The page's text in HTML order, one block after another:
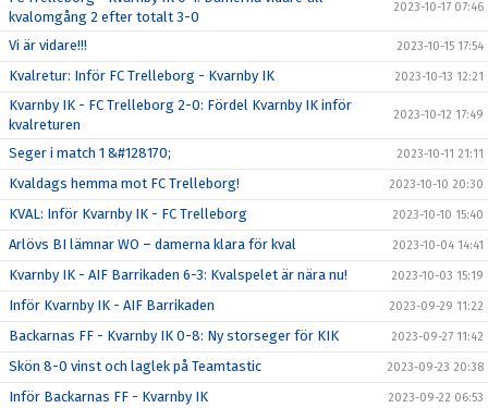
kvalomgång 2 efter totalt 3-0
2023-10-17 07:46
Vi är vidare!!! 2023-10-15 17:54
Kvalretur: Inför FC Trelleborg - Kvarnby IK 2023-10-13 12:21
Kvarnby IK - FC Trelleborg 2-0: Fördel Kvarnby IK inför
kvalreturen
2023-10-12 17:49
Seger i match 1 &#128170; 2023-10-11 21:11
Kvaldags hemma mot FC Trelleborg! 2023-10-10 20:30
KVAL: Inför Kvarnby IK - FC Trelleborg 2023-10-10 15:40
Arlövs BI lämnar WO – damerna klara för kval 2023-10-04 14:41
Kvarnby IK - AIF Barrikaden 6-3: Kvalspelet är nära nu! 2023-10-03 15:19
Inför Kvarnby IK - AIF Barrikaden 2023-09-29 11:22
Backarnas FF - Kvarnby IK 0-8: Ny storseger för KIK 2023-09-27 11:42
Skön 8-0 vinst och laglek på Teamtastic 2023-09-23 20:38
Inför Backarnas FF - Kvarnby IK 2023-09-22 06:53